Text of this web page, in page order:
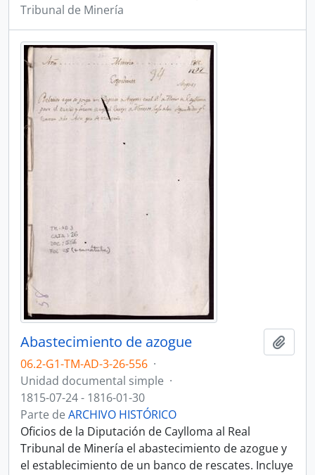
Tribunal de Minería
Abastecimiento de azogue
06.2-G1-TM-AD-3-26-556 ·
Unidad documental simple ·
1815-07-24 - 1816-01-30
Parte de ARCHIVO HISTÓRICO
Oficios de la Diputación de Caylloma al Real
Tribunal de Minería el abastecimiento de azogue y
el establecimiento de un banco de rescates. Incluye